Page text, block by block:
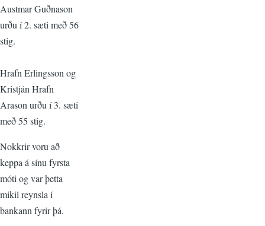
Austmar Guðnason
urðu í 2. sæti með 56
stig.
Hrafn Erlingsson og
Kristján Hrafn
Arason urðu í 3. sæti
með 55 stig.
Nokkrir voru að
keppa á sínu fyrsta
móti og var þetta
mikil reynsla í
bankann fyrir þá.